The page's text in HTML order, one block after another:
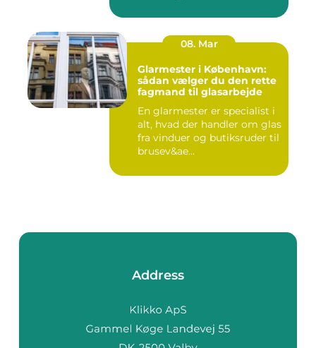
08. Mar
Glarmester i København:
sådan vælger du den rette
fagmand til glasarbejde
En glarmester er specialist i
alt, hvad der handler om glas
fra vinduer og butiksruder til
brusev&ae...
Address